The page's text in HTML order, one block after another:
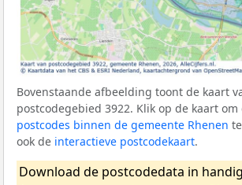
Bovenstaande afbeelding toont de kaart
postcodegebied 3922. Klik op de kaart om
postcodes binnen de gemeente Rhenen
ook de interactieve postcodekaart.
Download de postcodedata in